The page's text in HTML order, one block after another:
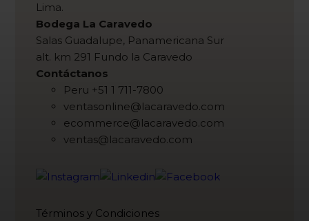
Lima.
Bodega La Caravedo
Salas Guadalupe, Panamericana Sur
alt. km 291 Fundo la Caravedo
Contáctanos
Peru +51 1 711-7800
ventasonline@lacaravedo.com
ecommerce@lacaravedo.com
ventas@lacaravedo.com
Términos y Condiciones